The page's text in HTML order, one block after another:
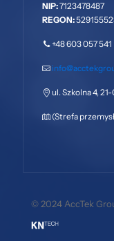
NIP:7123478487
REGON:
+48 603 057 541
ul. Szkolna 4,
(Strefa
© 2024 AccTek